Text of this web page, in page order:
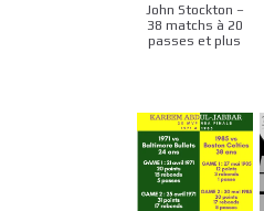
John Stockton –
38 matchs à 20
passes et plus